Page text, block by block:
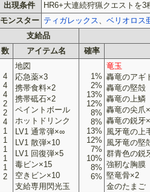
出現条件
HR6+大連続狩猟クエストを3
モンスター ティガレックス、 ベリオロス
支給品
数
アイテム名 確率
4
4
4
2
2
4
1
1
1
1
1
2
地図
応急薬×3
携帯食料×2
携帯砥石×2
ペイントボール
ホットドリンク
LV1 通常弾×∞
LV1 散弾×10
LV1 回復弾×5
毒ビン×15
空きビン×10
支給専用閃光玉
1%
2%
13%
12%
8%
8%
13%
12%
7%
10%
8%
6%
竜玉
轟竜のアギ
轟竜の堅殻
轟竜の上鱗
轟竜の尖爪
轟竜の鋭牙
風牙竜の上
風牙竜の堅
群青色の鋭
強靭な胸膜
堅竜骨×2
金のたまご